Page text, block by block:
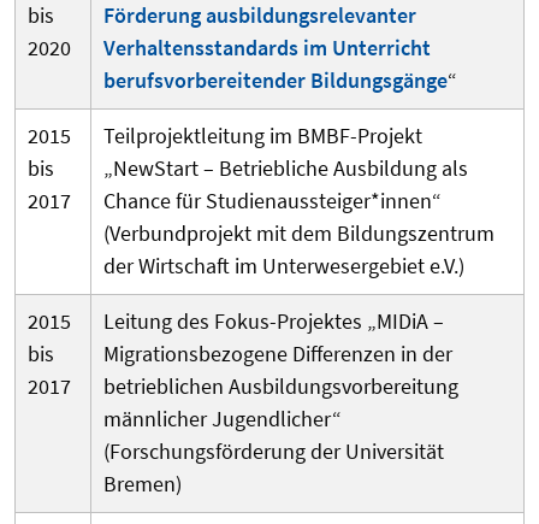
bis
2020
Förderung ausbildungsrelevanter
Verhaltensstandards im Unterricht
berufsvorbereitender Bildungsgänge“
2015
bis
2017
Teilprojektleitung im BMBF-Projekt
„NewStart – Betriebliche Ausbildung als
Chance für Studienaussteiger*innen“
(Verbundprojekt mit dem Bildungszentrum
der Wirtschaft im Unterwesergebiet e.V.)
2015
bis
2017
Leitung des Fokus-Projektes „MIDiA –
Migrationsbezogene Differenzen in der
betrieblichen Ausbildungsvorbereitung
männlicher Jugendlicher“
(Forschungsförderung der Universität
Bremen)